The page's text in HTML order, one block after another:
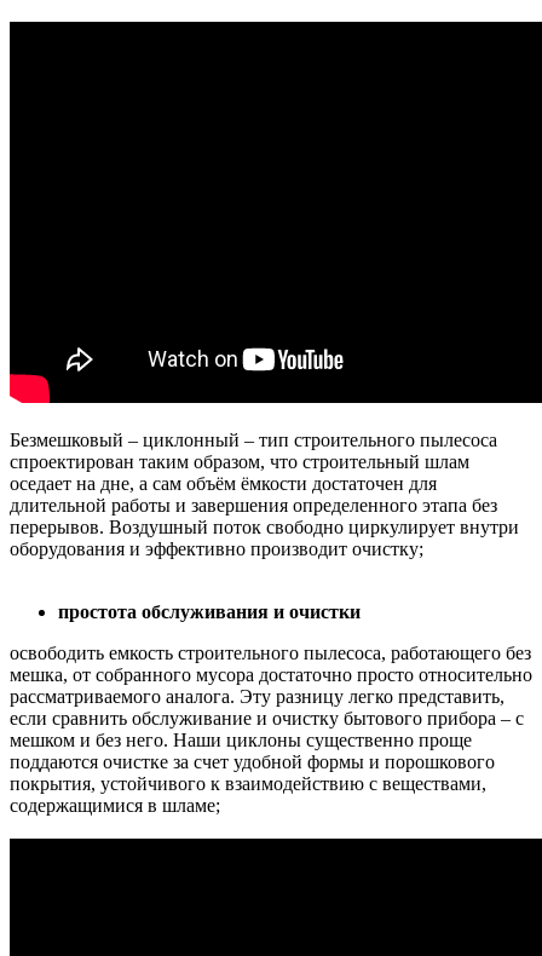
Безмешковый – циклонный – тип строительного пылесоса
спроектирован таким образом, что строительный шлам
оседает на дне, а сам объём ёмкости достаточен для
длительной работы и завершения определенного этапа без
перерывов. Воздушный поток свободно циркулирует внутри
оборудования и эффективно производит очистку;
простота обслуживания и очистки
освободить емкость строительного пылесоса, работающего без
мешка, от собранного мусора достаточно просто относительно
рассматриваемого аналога. Эту разницу легко представить,
если сравнить обслуживание и очистку бытового прибора – с
мешком и без него. Наши циклоны существенно проще
поддаются очистке за счет удобной формы и порошкового
покрытия, устойчивого к взаимодействию с веществами,
содержащимися в шламе;